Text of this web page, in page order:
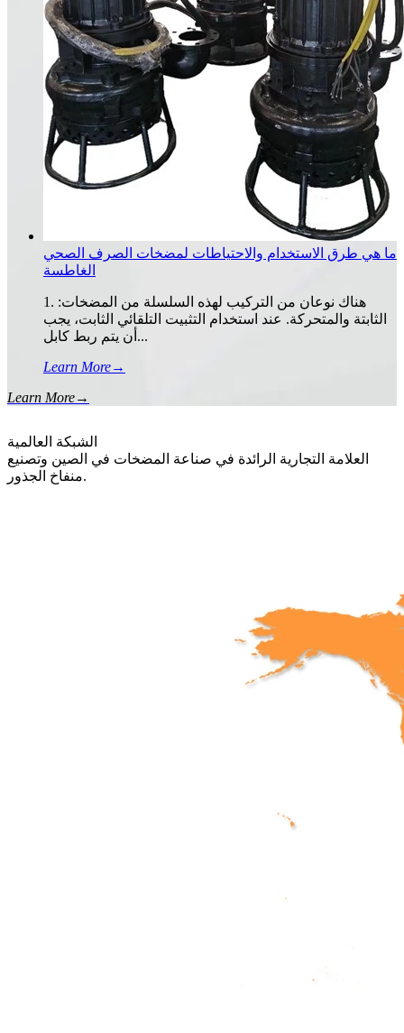
ما هي طرق الاستخدام والاحتياطات لمضخات الصرف الصحي
الغاطسة
1. هناك نوعان من التركيب لهذه السلسلة من المضخات:
الثابتة والمتحركة. عند استخدام التثبيت التلقائي الثابت، يجب
أن يتم ربط كابل...
Learn More→
Learn More→
الشبكة العالمية
العلامة التجارية الرائدة في صناعة المضخات في الصين وتصنيع
منفاخ الجذور.